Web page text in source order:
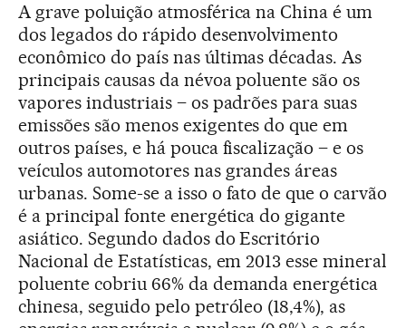
A grave poluição atmosférica na China é um
dos legados do rápido desenvolvimento
econômico do país nas últimas décadas. As
principais causas da névoa poluente são os
vapores industriais – os padrões para suas
emissões são menos exigentes do que em
outros países, e há pouca fiscalização – e os
veículos automotores nas grandes áreas
urbanas. Some-se a isso o fato de que o carvão
é a principal fonte energética do gigante
asiático. Segundo dados do Escritório
Nacional de Estatísticas, em 2013 esse mineral
poluente cobriu 66% da demanda energética
chinesa, seguido pelo petróleo (18,4%), as